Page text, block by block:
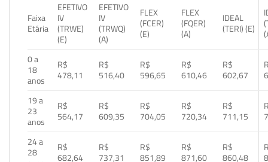
Faixa
Etária
EFETIVO
IV
(TRWE)
(E)
EFETIVO
IV
(TRWQ)
(A)
FLEX
(FCER)
(E)
FLEX
(FQER)
(A)
IDEAL
(TERI) (E)
0 a
18
anos
R$
478,11
R$
516,40
R$
596,65
R$
610,46
R$
602,67
19 a
23
anos
R$
564,17
R$
609,35
R$
704,05
R$
720,34
R$
711,15
24 a
28
R$
682,64
R$
737,31
R$
851,89
R$
871,60
R$
860,48